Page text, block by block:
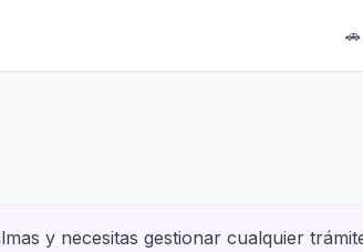
y necesitas gestionar cualquier